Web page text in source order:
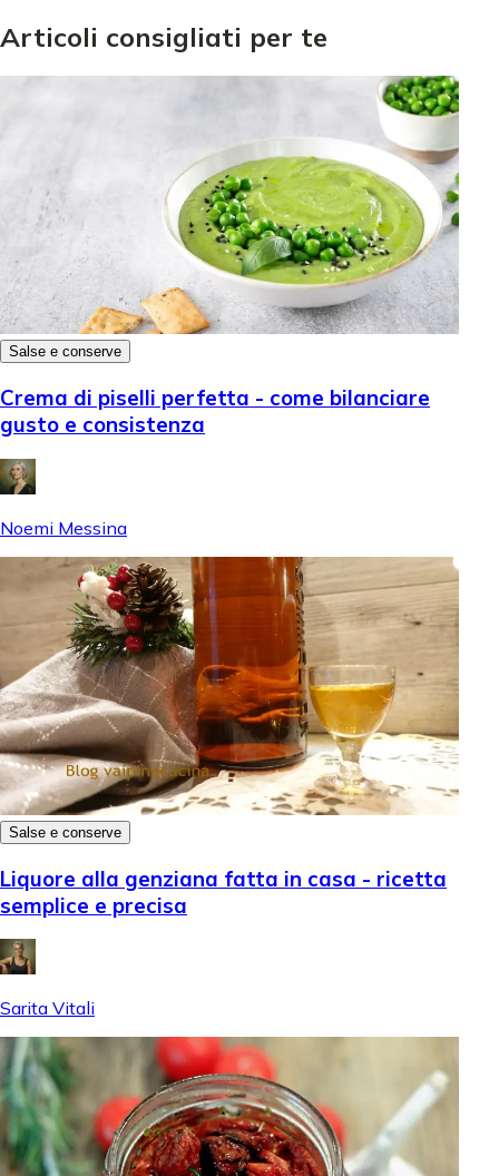
Articoli consigliati per te
Salse e conserve
Crema di piselli perfetta - come bilanciare
gusto e consistenza
Noemi Messina
Salse e conserve
Liquore alla genziana fatta in casa - ricetta
semplice e precisa
Sarita Vitali